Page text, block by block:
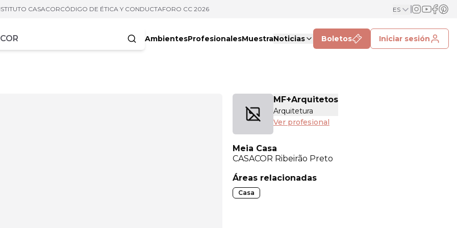
CASACORCÓDIGO DE ÉTICA Y CONDUCTAFORO CC 2026 ES
AmbientesProfesionalesMuestraNoticias Boletos Iniciar sesión
MF+Arquitetos
Arquitetura
Ver profesional
Meia Casa
CASACOR Ribeirão Preto
Áreas relacionadas
Casa